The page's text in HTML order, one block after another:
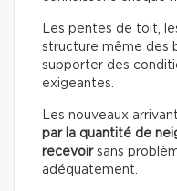
Les pentes de toit,
structure même des
supporter des
exigeantes.
Les nouveaux
par la quantité de
recevoirsans
adéquatement.